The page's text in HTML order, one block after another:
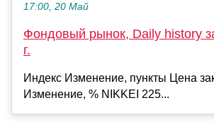
17:00, 20 Май
Фондовый рынок, Daily history
г.
Индекс Изменение, пункты Цена
Изменение, % NIKKEI 225...